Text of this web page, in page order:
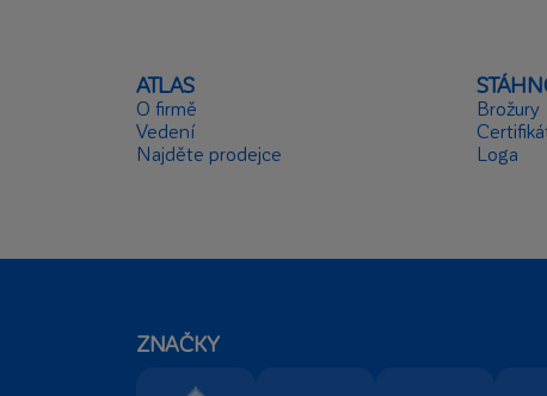
ATLAS
O firmě
Vedení
Najděte prodejce
Brožury
Loga
ZNAČKY